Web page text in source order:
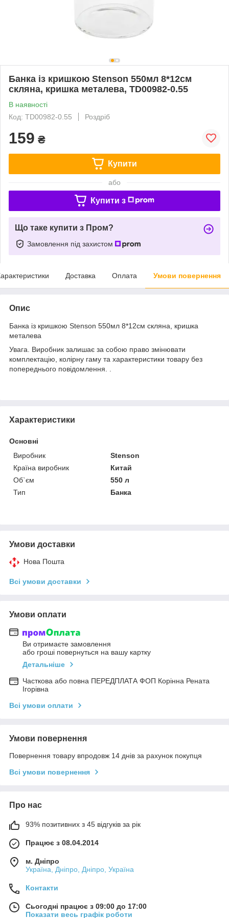
Банка із кришкою Stenson 550мл 8*12см
скляна, кришка металева, TD00982-0.55
В наявності
Код: TD00982-0.55
Роздріб
159 ₴
Купити
або
Купити з
Що таке купити з Пром?
Замовлення під захистом
Доставка Оплата Умови повернення
Опис
Банка із кришкою Stenson 550мл 8*12см скляна, кришка
металева
Увага. Виробник залишає за собою право змінювати
комплектацію, колірну гаму та характеристики товару без
попереднього повідомлення. .
Характеристики
Основні
Виробник
Stenson
Країна виробник
Китай
Об`єм
550 л
Тип
Банка
Умови доставки
Нова Пошта
Всі умови доставки
Умови оплати
Ви отримаєте замовлення
або гроші повернуться на вашу картку
Детальніше
Часткова або повна ПЕРЕДПЛАТА ФОП Корінна Рената
Ігорівна
Всі умови оплати
Умови повернення
Повернення товару впродовж 14 днів за рахунок покупця
Всі умови повернення
Про нас
93% позитивних з 45 відгуків за рік
Працює з 08.04.2014
м. Дніпро
Україна, Дніпро, Дніпро, Україна
Контакти
Сьогодні працює з 09:00 до 17:00
Показати весь графік роботи